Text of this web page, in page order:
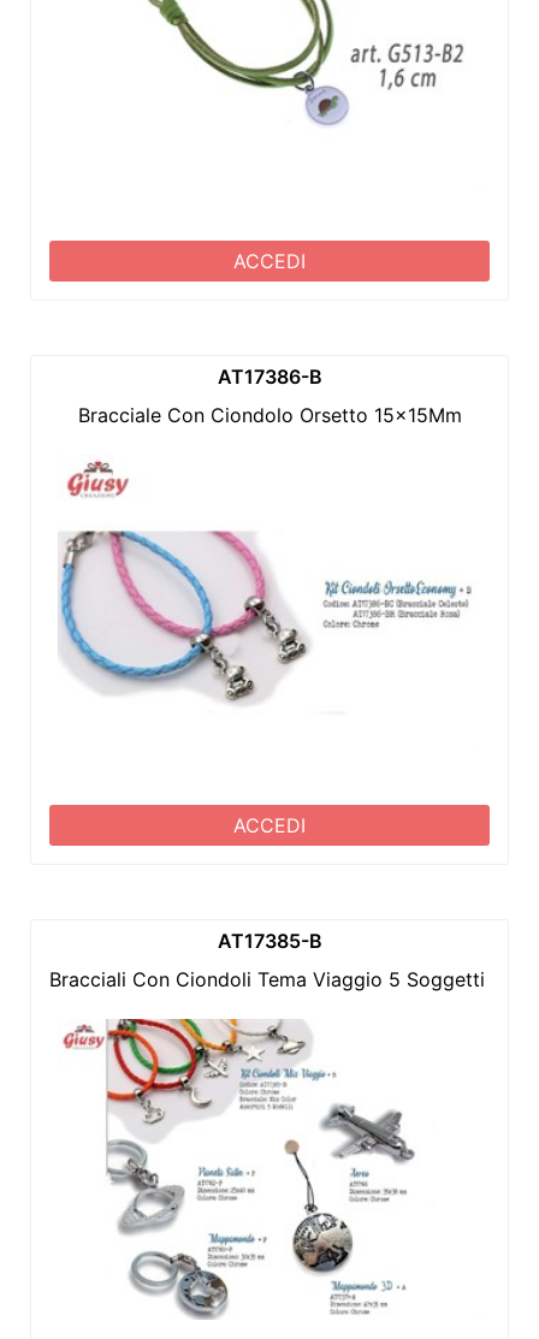
ACCEDI
AT17386-B
Bracciale Con Ciondolo Orsetto 15x15Mm
ACCEDI
AT17385-B
Bracciali Con Ciondoli Tema Viaggio 5 Soggetti e